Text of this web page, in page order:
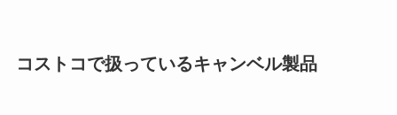
コストコで扱っているキャンベル製品